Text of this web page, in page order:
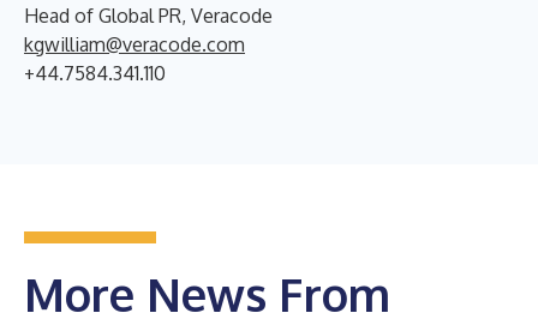
Head of Global PR, Veracode
kgwilliam@veracode.com
+44.7584.341.110
More News From